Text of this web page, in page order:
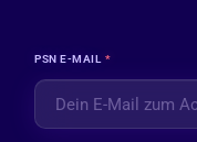
PSN E-MAIL *